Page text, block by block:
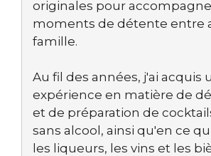
originales pour
moments de détente entre
famille.
Au fil des années, j'ai acquis
expérience en matière de
et de préparation de
sans alcool, ainsi qu'en ce
les liqueurs, les vins et les